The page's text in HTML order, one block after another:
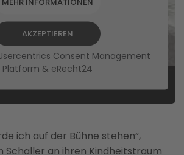
AKZEPTIEREN
Consent Management
Platform & eRecht24
ich auf der Bühne stehen“,
Schaller an ihren Kindheitstraum